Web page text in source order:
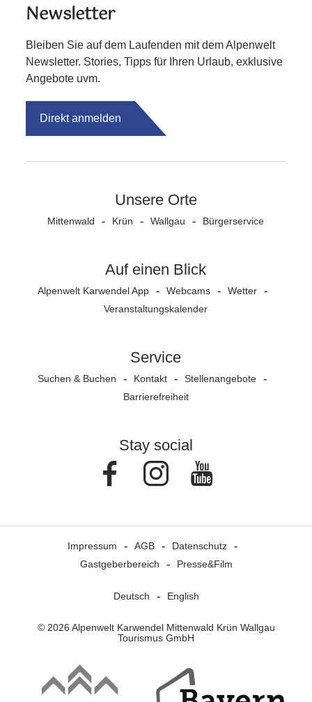
Newsletter
Bleiben Sie auf dem Laufenden mit dem Alpenwelt
Newsletter. Stories, Tipps für Ihren Urlaub, exklusive
Angebote uvm.
Direkt anmelden
Unsere Orte
Mittenwald Krün Wallgau Bürgerservice
Auf einen Blick
Alpenwelt Karwendel App Webcams
Wetter
Veranstaltungs­kalender
Service
Suchen & Buchen Kontakt
Stellenangebote
Barrierefreiheit
Stay social
FacebookInstagram
Impressum AGB
Datenschutz
Gastgeberbereich
Presse&Film
Deutsch English
© 2026 Alpenwelt Karwendel Mittenwald Krün Wallgau
Tourismus GmbH